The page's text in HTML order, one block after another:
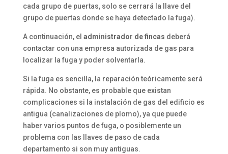
cada grupo de puertas, solo se cerrará la llave del
grupo de puertas donde se haya detectado la fuga).
A continuación, el administrador de fincas deberá
contactar con una empresa autorizada de gas para
localizar la fuga y poder solventarla.
Si la fuga es sencilla, la reparación teóricamente será
rápida. No obstante, es probable que existan
complicaciones si la instalación de gas del edificio es
antigua (canalizaciones de plomo), ya que puede
haber varios puntos de fuga, o posiblemente un
problema con las llaves de paso de cada
departamento si son muy antiguas.